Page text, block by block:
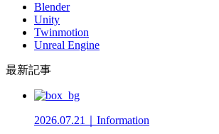
Blender
Unity
Twinmotion
Unreal Engine
最新記事
2026.07.21｜Information